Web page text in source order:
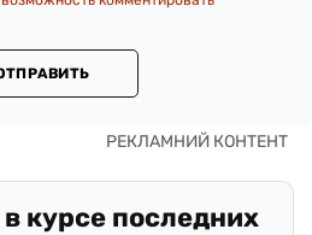
курсе последних